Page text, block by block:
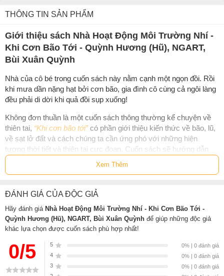
THÔNG TIN SẢN PHẨM
Giới thiệu sách Nhà Hoạt Động Môi Trường Nhí -
Khi Cơn Bão Tới - Quỳnh Hương (Hũ), NGART,
Bùi Xuân Quỳnh
Nhà của cô bé trong cuốn sách này nằm cạnh một ngọn đồi. Rồi
khi mưa dần nặng hạt bởi cơn bão, gia đình cô cùng cả ngôi làng
đều phải di dời khi quả đồi sụp xuống!
Không đơn thuần là một cuốn sách thông thường kể chuyện về
thiên tai, “Khi cơn bão tới”có phần giới thiệu kiến thức về bão, lũ,
về sạt lở đất và cách chúng ta cần ứng phó với những hiện
tượng thời tiết và thiên tai cực đoan. Cuốn sách sẽ hướng dẫn
cho các em cách để trở thành một nhà hoạt động môi trường nhí
vô cùng tích cực!
Với cách tiếp cận mới mẻ, bộ sách Nhà hoạt động môi trường
nhí sẽ giúp các bạn nhỏ hiểu thêm về những tác động của biến
đổi khí hậu, các hiện tượng thời tiết cực đoan đối với đời sống,
câu chuyện nhỏ gửi gắm thông điệp giản dị và ý nghĩa: Bằng
chính hành động của mình, các bạn nhỏ có thể trở thành những
nhà hoạt động vì môi trường xuất sắc!
Xem Thêm
ĐÁNH GIÁ CỦA ĐỘC GIẢ
Hãy đánh giá Nhà Hoạt Động Môi Trường Nhí - Khi Cơn Bão Tới -
Quỳnh Hương (Hũ), NGART, Bùi Xuân Quỳnh để giúp những độc giả
khác lựa chọn được cuốn sách phù hợp nhất!
0/5 5
0% | 0 đánh giá
4
0% | 0 đánh giá
3
0% | 0 đánh giá